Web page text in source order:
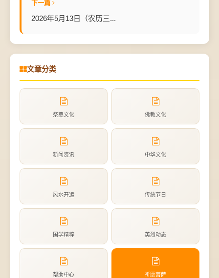
下一篇
2026年5月13日（农历三...
文章分类
祭奠文化 佛教文化
新闻资讯 中华文化
风水开运 传统节日
国学精粹 英烈动态
帮助中心 祈愿菩萨